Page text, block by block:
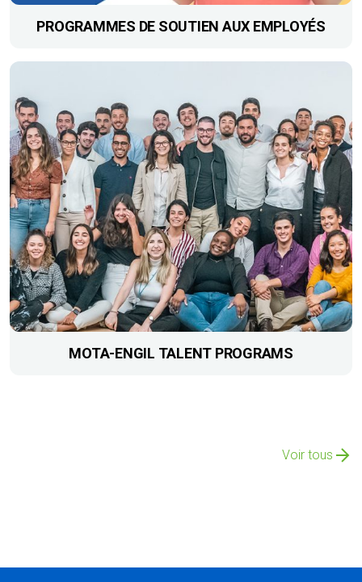
PROGRAMMES DE SOUTIEN AUX EMPLOYÉS
MOTA-ENGIL TALENT PROGRAMS
Voir tous